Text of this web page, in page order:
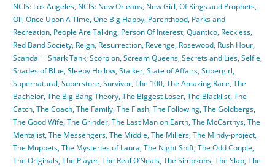
NCIS: Los Angeles, NCIS: New Orleans, New Girl,Of Kings and Prophets,
Oil,Once Upon A Time,One Big Happy, Parenthood, Parks and
Recreation, People Are Talking, Person Of Interest,Quantico, Reckless,
Red Band Society, Reign, Resurrection, Revenge, Rosewood, Rush Hour,
Scandal + Shark Tank,Scorpion,Scream Queens,Secrets and Lies,Selfie,
Shades of Blue,Sleepy Hollow,Stalker,State of Affairs,Supergirl,
Supernatural,Superstore,Survivor,The 100,The Amazing Race,The
Bachelor,The Big Bang Theory,The Biggest Loser,The Blacklist,The
Catch,The Coach,The Family,The Flash,The Following,The Goldbergs,
The Good Wife,The Grinder,The Last Man on Earth,The McCarthys,The
Mentalist,The Messengers,The Middle,The Millers,The Mindy-project,
The Muppets,The Mysteries of Laura,The Night Shift,The Odd Couple,
The Originals,The Player,The Real O’Neals,The Simpsons,The Slap,The